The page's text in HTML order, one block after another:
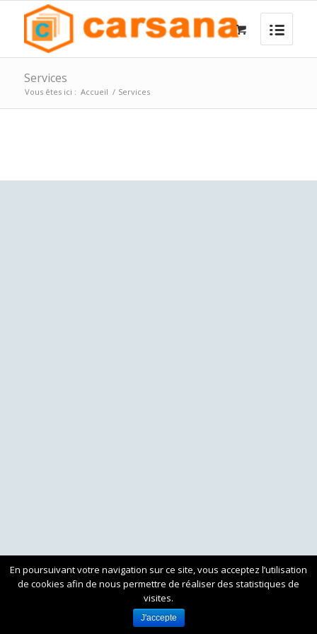
Services
Vous êtes ici : Accueil / Services
En poursuivant votre navigation sur ce site, vous acceptez l’utilisation
de cookies afin de nous permettre de réaliser des statistiques de
visites.
J'accepte